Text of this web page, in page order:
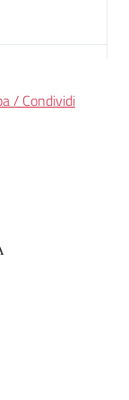
/ Condividi